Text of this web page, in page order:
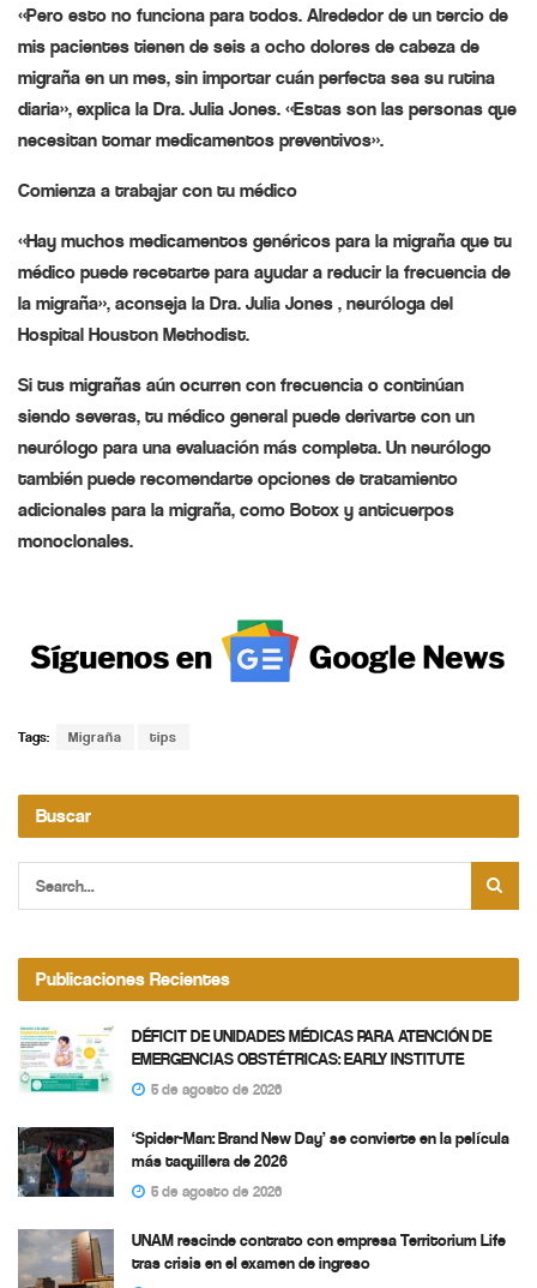
«Pero esto no funciona para todos. Alrededor de un tercio de
mis pacientes tienen de seis a ocho dolores de cabeza de
migraña en un mes, sin importar cuán perfecta sea su rutina
diaria», explica la Dra. Julia Jones. «Estas son las personas que
necesitan tomar medicamentos preventivos».
Comienza a trabajar con tu médico
«Hay muchos medicamentos genéricos para la migraña que tu
médico puede recetarte para ayudar a reducir la frecuencia de
la migraña», aconseja la Dra. Julia Jones , neuróloga del
Hospital Houston Methodist.
Si tus migrañas aún ocurren con frecuencia o continúan
siendo severas, tu médico general puede derivarte con un
neurólogo para una evaluación más completa. Un neurólogo
también puede recomendarte opciones de tratamiento
adicionales para la migraña, como Botox y anticuerpos
monoclonales.
Tags: Migraña tips
Buscar
Publicaciones Recientes
DÉFICIT DE UNIDADES MÉDICAS PARA ATENCIÓN DE
EMERGENCIAS OBSTÉTRICAS: EARLY INSTITUTE
5 de agosto de 2026
‘Spider-Man: Brand New Day’ se convierte en la película
más taquillera de 2026
5 de agosto de 2026
UNAM rescinde contrato con empresa Territorium Life
tras crisis en el examen de ingreso